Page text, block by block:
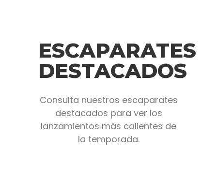
ESCAPARATES
DESTACADOS
Consulta nuestros escaparates
destacados para ver los
lanzamientos más calientes de
la temporada.